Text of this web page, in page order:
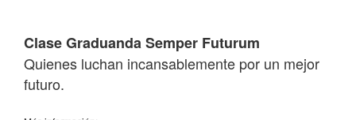
Clase Graduanda Semper Futurum
Quienes luchan incansablemente por un mejor
futuro.